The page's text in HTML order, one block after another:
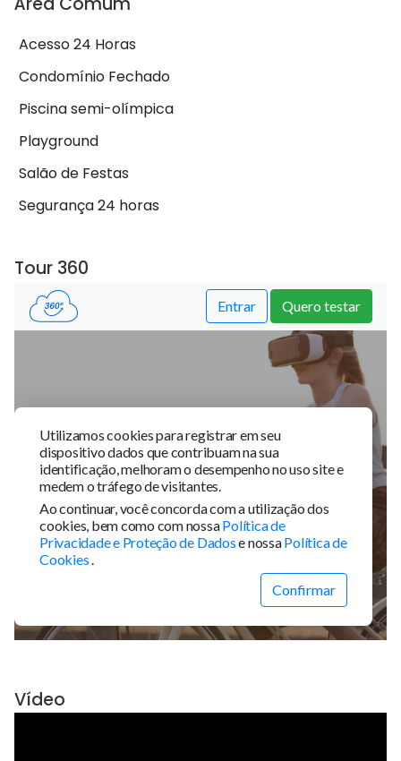
Acesso 24 Horas
Condomínio Fechado
Piscina semi-olímpica
Playground
Salão de Festas
Segurança 24 horas
Tour 360
Vídeo